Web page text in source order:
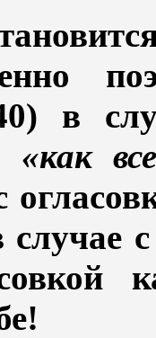
в
«как
случае